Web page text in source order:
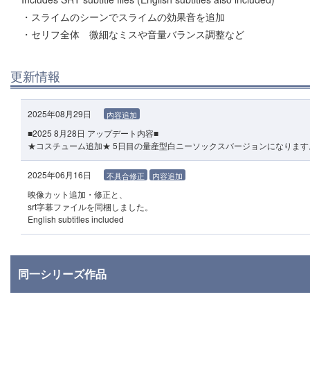
・スライムのシーンでスライムの効果音を追加
・セリフ全体 微細なミスや音量バランス調整など
更新情報
2025年08月29日 内容追加
■2025 8月28日 アップデート内容■
★コスチューム追加★ 5日目の量産型白ニーソックスバージョンになりま
2025年06月16日 不具合修正 内容追加
映像カット追加・修正と、
srt字幕ファイルを同梱しました。
English subtitles included
同一シリーズ作品